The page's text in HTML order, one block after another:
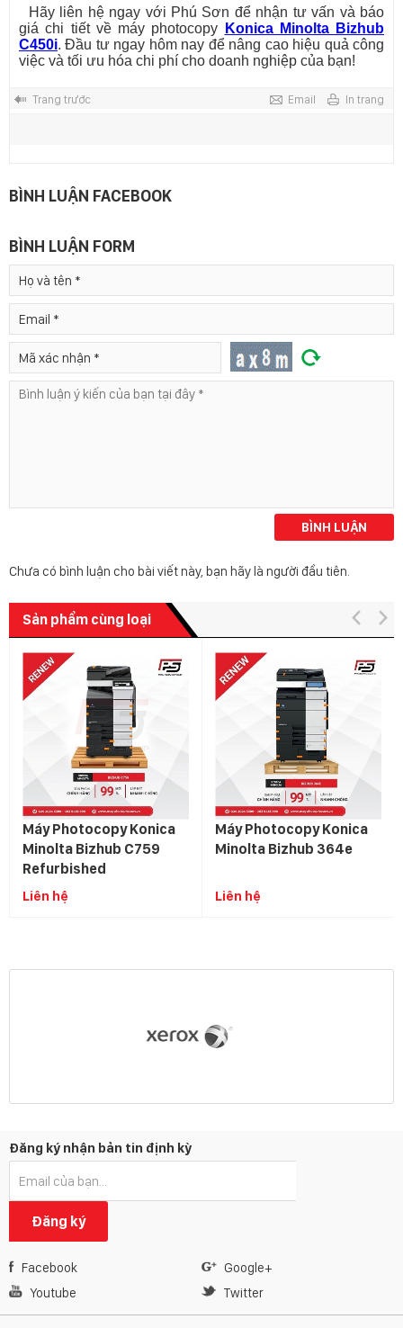
Hãy liên hệ ngay với Phú Sơn để nhận tư vấn và báo
giá chi tiết về máy photocopy
Konica Minolta Bizhub
C450i. Đầu tư ngay hôm nay để nâng cao hiệu quả công
việc và tối ưu hóa chi phí cho doanh nghiệp của bạn!
Trang trước Email In trang
BÌNH LUẬN FACEBOOK
BÌNH LUẬN FORM
BÌNH LUẬN
Chưa có bình luận cho bài viết này, bạn hãy là người đầu tiên.
Sản phẩm cùng loại
Máy Photocopy Konica
Minolta Bizhub C759
Refurbished
Liên hệ
Máy Photocopy Konica
Minolta Bizhub 364e
Liên hệ
Đăng ký nhận bản tin định kỳ
Đăng ký
Facebook
Google+
Youtube
Twitter